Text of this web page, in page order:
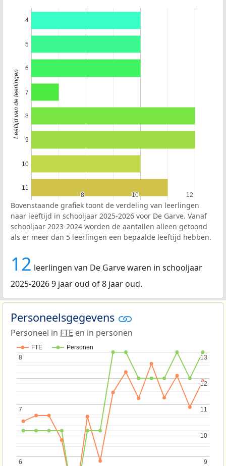
8
8 10
10 12
12
4
5
6
7
8
9
10
11
Leeftijd van de leerlingen
Bovenstaande grafiek toont de verdeling van leerlingen
naar leeftijd in schooljaar 2025-2026 voor De Garve. Vanaf
schooljaar 2023-2024 worden de aantallen alleen getoond
als er meer dan 5 leerlingen een bepaalde leeftijd hebben.
12 leerlingen van De Garve waren in schooljaar
2025-2026 9 jaar oud of 8 jaar oud.
Personeelsgegevens
Personeel in FTE en in personen
FTE Personen
6
6
7
7
8
8
9
9
10
10
11
11
12
12
13
13